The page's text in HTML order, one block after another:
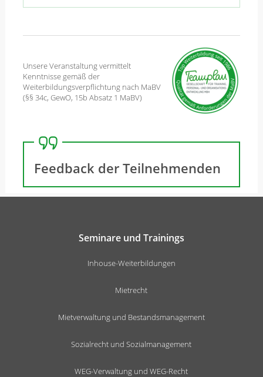
Unsere Veranstaltung vermittelt
Kenntnisse gemäß der
Weiterbildungsverpflichtung nach MaBV
(§§ 34c, GewO, 15b Absatz 1 MaBV)
Feedback der Teilnehmenden
Seminare und Trainings
Inhouse-Weiterbildungen
Mietrecht
Mietverwaltung und Bestandsmanagement
Sozialrecht und Sozialmanagement
WEG-Verwaltung und WEG-Recht